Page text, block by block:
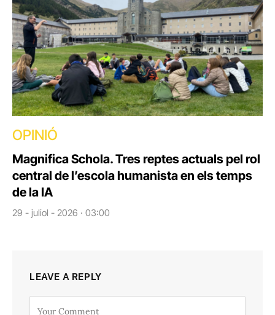
OPINIÓ
Magnifica Schola. Tres reptes actuals pel rol
central de l’escola humanista en els temps
de la IA
29 - juliol - 2026 · 03:00
LEAVE A REPLY